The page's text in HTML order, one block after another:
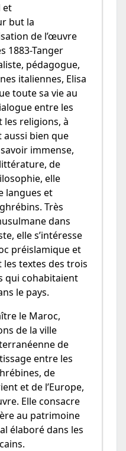
et
but la
de l’œuvre
1883-Tanger
pédagogue,
italiennes, Elisa
toute sa vie au
entre les
les religions, à
aussi bien que
immense,
de
elle
langues et
Très
dans
elle s’intéresse
préislamique et
textes des trois
qui cohabitaient
le pays.
le Maroc,
de la ville
de
entre les
de
et de l’Europe,
Elle consacre
au patrimoine
élaboré dans les